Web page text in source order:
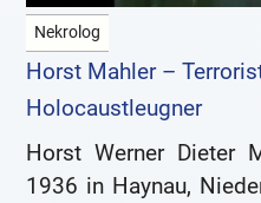
Nekrolog
Horst Mahler –
Holocaustleugner
Horst Werner Dieter
1936 in Haynau,